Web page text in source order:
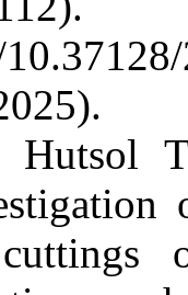
Hutsol